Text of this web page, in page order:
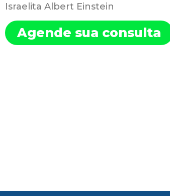
Israelita Albert Einstein
Agende sua consulta